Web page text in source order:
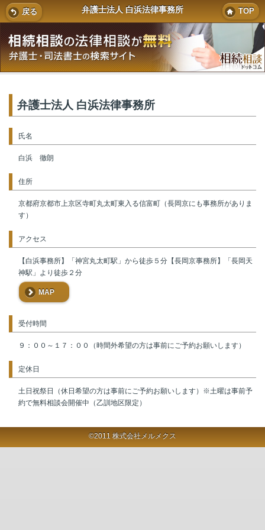
戻る 弁護士法人 白浜法律事務所 TOP
弁護士法人 白浜法律事務所
氏名
白浜 徹朗
住所
京都府京都市上京区寺町丸太町東入る信富町（長岡京にも事務所がありま
す）
アクセス
【白浜事務所】「神宮丸太町駅」から徒歩５分【長岡京事務所】「長岡天
神駅」より徒歩２分
MAP
受付時間
９：００～１７：００（時間外希望の方は事前にご予約お願いします）
定休日
土日祝祭日（休日希望の方は事前にご予約お願いします）※土曜は事前予
約で無料相談会開催中（乙訓地区限定）
©2011 株式会社メルメクス